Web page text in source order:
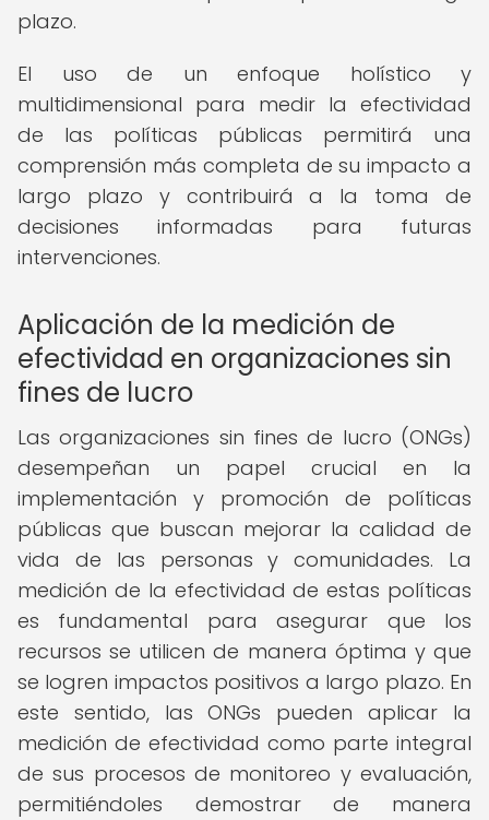
plazo.
El uso de un enfoque holístico y
multidimensional para medir la efectividad
de las políticas públicas permitirá una
comprensión más completa de su impacto a
largo plazo y contribuirá a la toma de
decisiones informadas para futuras
intervenciones.
Aplicación de la medición de
efectividad en organizaciones sin
fines de lucro
Las organizaciones sin fines de lucro (ONGs)
desempeñan un papel crucial en la
implementación y promoción de políticas
públicas que buscan mejorar la calidad de
vida de las personas y comunidades. La
medición de la efectividad de estas políticas
es fundamental para asegurar que los
recursos se utilicen de manera óptima y que
se logren impactos positivos a largo plazo. En
este sentido, las ONGs pueden aplicar la
medición de efectividad como parte integral
de sus procesos de monitoreo y evaluación,
permitiéndoles demostrar de manera